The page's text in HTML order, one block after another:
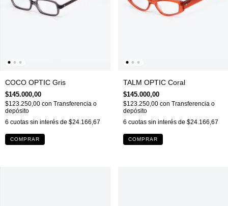
COCO OPTIC Gris
$145.000,00
$123.250,00 con Transferencia o
depósito
6 cuotas sin interés de $24.166,67
TALM OPTIC Coral
$145.000,00
$123.250,00 con Transferencia o
depósito
6 cuotas sin interés de $24.166,67